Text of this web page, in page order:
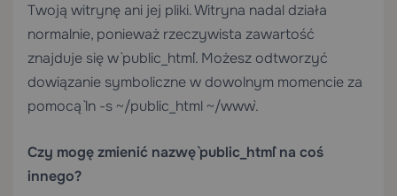
Twoją witrynę ani jej pliki. Witryna nadal działa
normalnie, ponieważ rzeczywista zawartość
znajduje się w `public_html`. Możesz odtworzyć
dowiązanie symboliczne w dowolnym momencie za
pomocą `ln -s ~/public_html ~/www`.
Czy mogę zmienić nazwę `public_html` na coś
innego?